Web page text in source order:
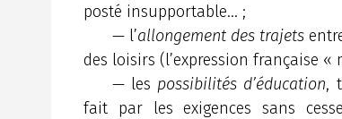
posté insupportable… ;
— l’allongement des trajets
des loisirs (l’expression française
— les possibilités d’éducation,
fait par les exigences sans